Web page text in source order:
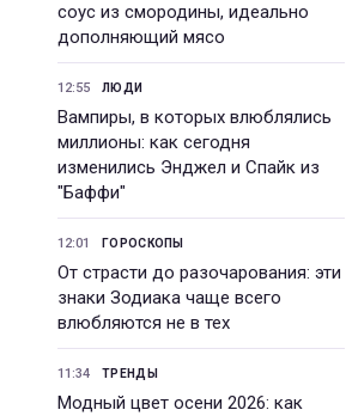
соус из смородины, идеально
дополняющий мясо
12:55 ЛЮДИ
Вампиры, в которых влюблялись
миллионы: как сегодня
изменились Энджел и Спайк из
"Баффи"
12:01 ГОРОСКОПЫ
От страсти до разочарования: эти
знаки Зодиака чаще всего
влюбляются не в тех
11:34 ТРЕНДЫ
Модный цвет осени 2026: как